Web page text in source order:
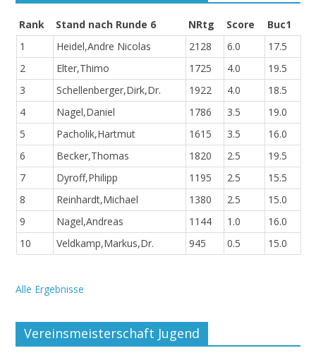
Rank Stand nach Runde 6 NRtg Score
Buc1
1
Heidel,Andre Nicolas 2128 6.0
17.5
2
Elter,Thimo 1725 4.0
19.5
3
Schellenberger,Dirk,Dr. 1922 4.0
18.5
4
Nagel,Daniel 1786 3.5
19.0
5
Pacholik,Hartmut 1615 3.5
16.0
6
Becker,Thomas 1820 2.5
19.5
7
Dyroff,Philipp 1195 2.5
15.5
8
Reinhardt,Michael 1380 2.5
15.0
9
Nagel,Andreas 1144 1.0
16.0
10
Veldkamp,Markus,Dr. 945 0.5 15.0
Alle Ergebnisse
Vereinsmeisterschaft Jugend